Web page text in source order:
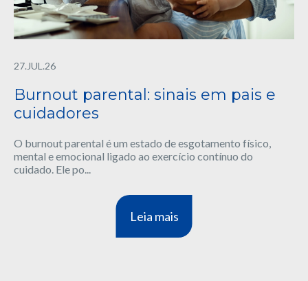
27.JUL.26
Burnout parental: sinais em pais e
cuidadores
O burnout parental é um estado de esgotamento físico,
mental e emocional ligado ao exercício contínuo do
cuidado. Ele po...
Leia mais